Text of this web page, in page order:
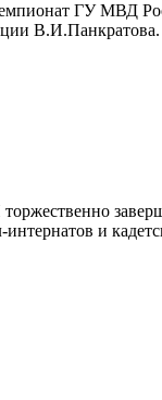
ГУ МВД
В.И.Панкратова.
и